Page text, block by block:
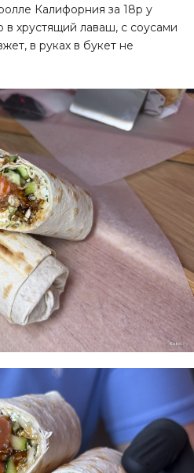
Калифорния за 18р у
в хрустящий лаваш, с соусами
в руках в букет не